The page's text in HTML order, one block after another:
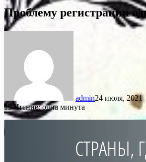
Проблему регистрации
admin24 июля, 2021
19Чтение: одна минута